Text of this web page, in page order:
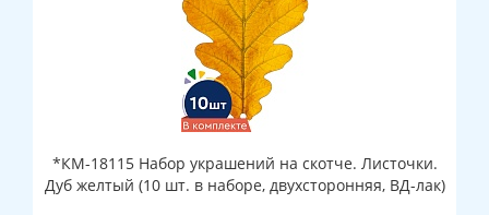
*КМ-18115 Набор украшений на скотче. Листочки.
Дуб желтый (10 шт. в наборе, двухсторонняя, ВД-лак)